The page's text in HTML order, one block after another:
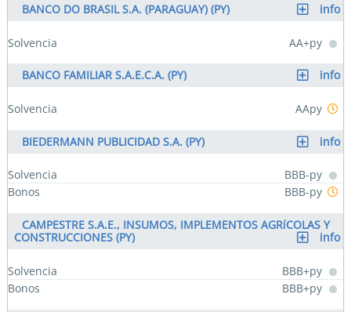
BANCO DO BRASIL S.A. (PARAGUAY) (PY) info
Solvencia AA+py
BANCO FAMILIAR S.A.E.C.A. (PY) info
Solvencia AApy
BIEDERMANN PUBLICIDAD S.A. (PY) info
Solvencia
BBB-py
Bonos
BBB-py
CAMPESTRE S.A.E., INSUMOS, IMPLEMENTOS AGRíCOLAS Y
CONSTRUCCIONES (PY)
info
Solvencia
BBB+py
Bonos
BBB+py